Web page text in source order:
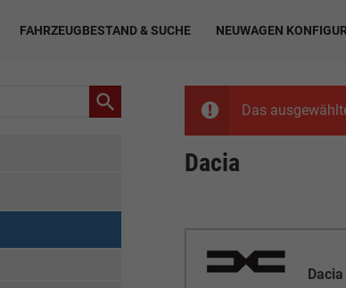
FAHRZEUGBESTAND & SUCHE NEUWAGEN
Das
Dacia